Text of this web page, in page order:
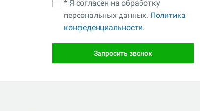
* Я согласен на обработку
персональных данных. Политика
конфеденциальности.
Запросить звонок